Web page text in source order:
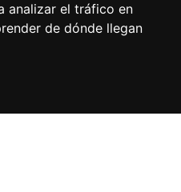
analizar el tráfico en
de dónde llegan
de roca
disminuye,
extensiones de
pensar que